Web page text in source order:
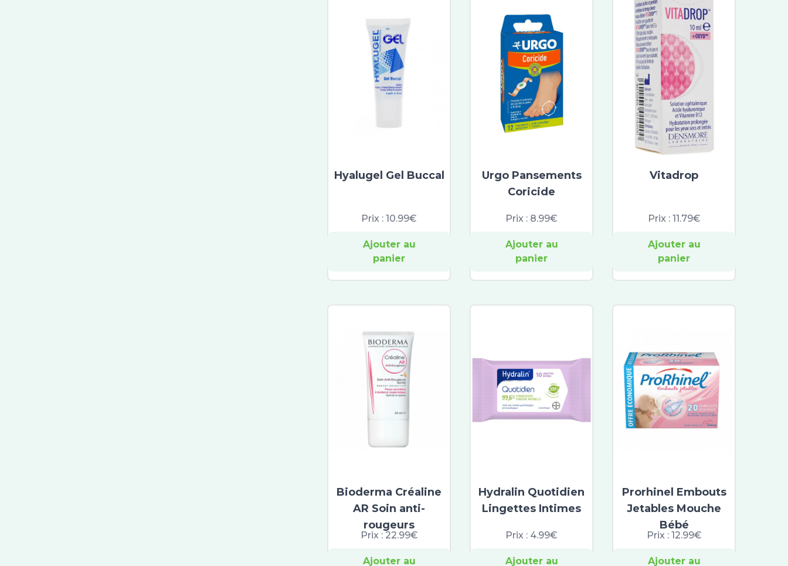
Hyalugel Gel Buccal
Prix :10.99€
Ajouter au
panier
Urgo Pansements
Coricide
Prix : 8.99€
Ajouter au
panier
Vitadrop
Prix : 11.79€
Ajouter au
panier
Bioderma Créaline
AR Soin anti-
rougeurs
Prix : 22.99€
Ajouter au
Hydralin Quotidien
Lingettes Intimes
Prix : 4.99€
Ajouter au
Prorhinel Embouts
Jetables Mouche
Bébé
Prix : 12.99€
Ajouter au